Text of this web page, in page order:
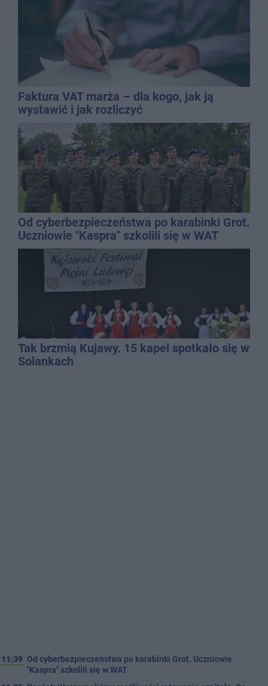
Faktura VAT marża – dla kogo, jak ją
wystawić i jak rozliczyć
Od cyberbezpieczeństwa po karabinki Grot.
Uczniowie "Kaspra" szkolili się w WAT
Tak brzmią Kujawy. 15 kapel spotkało się w
Solankach
11:39 Od cyberbezpieczeństwa po karabinki Grot. Uczniowie
"Kaspra" szkolili się w WAT